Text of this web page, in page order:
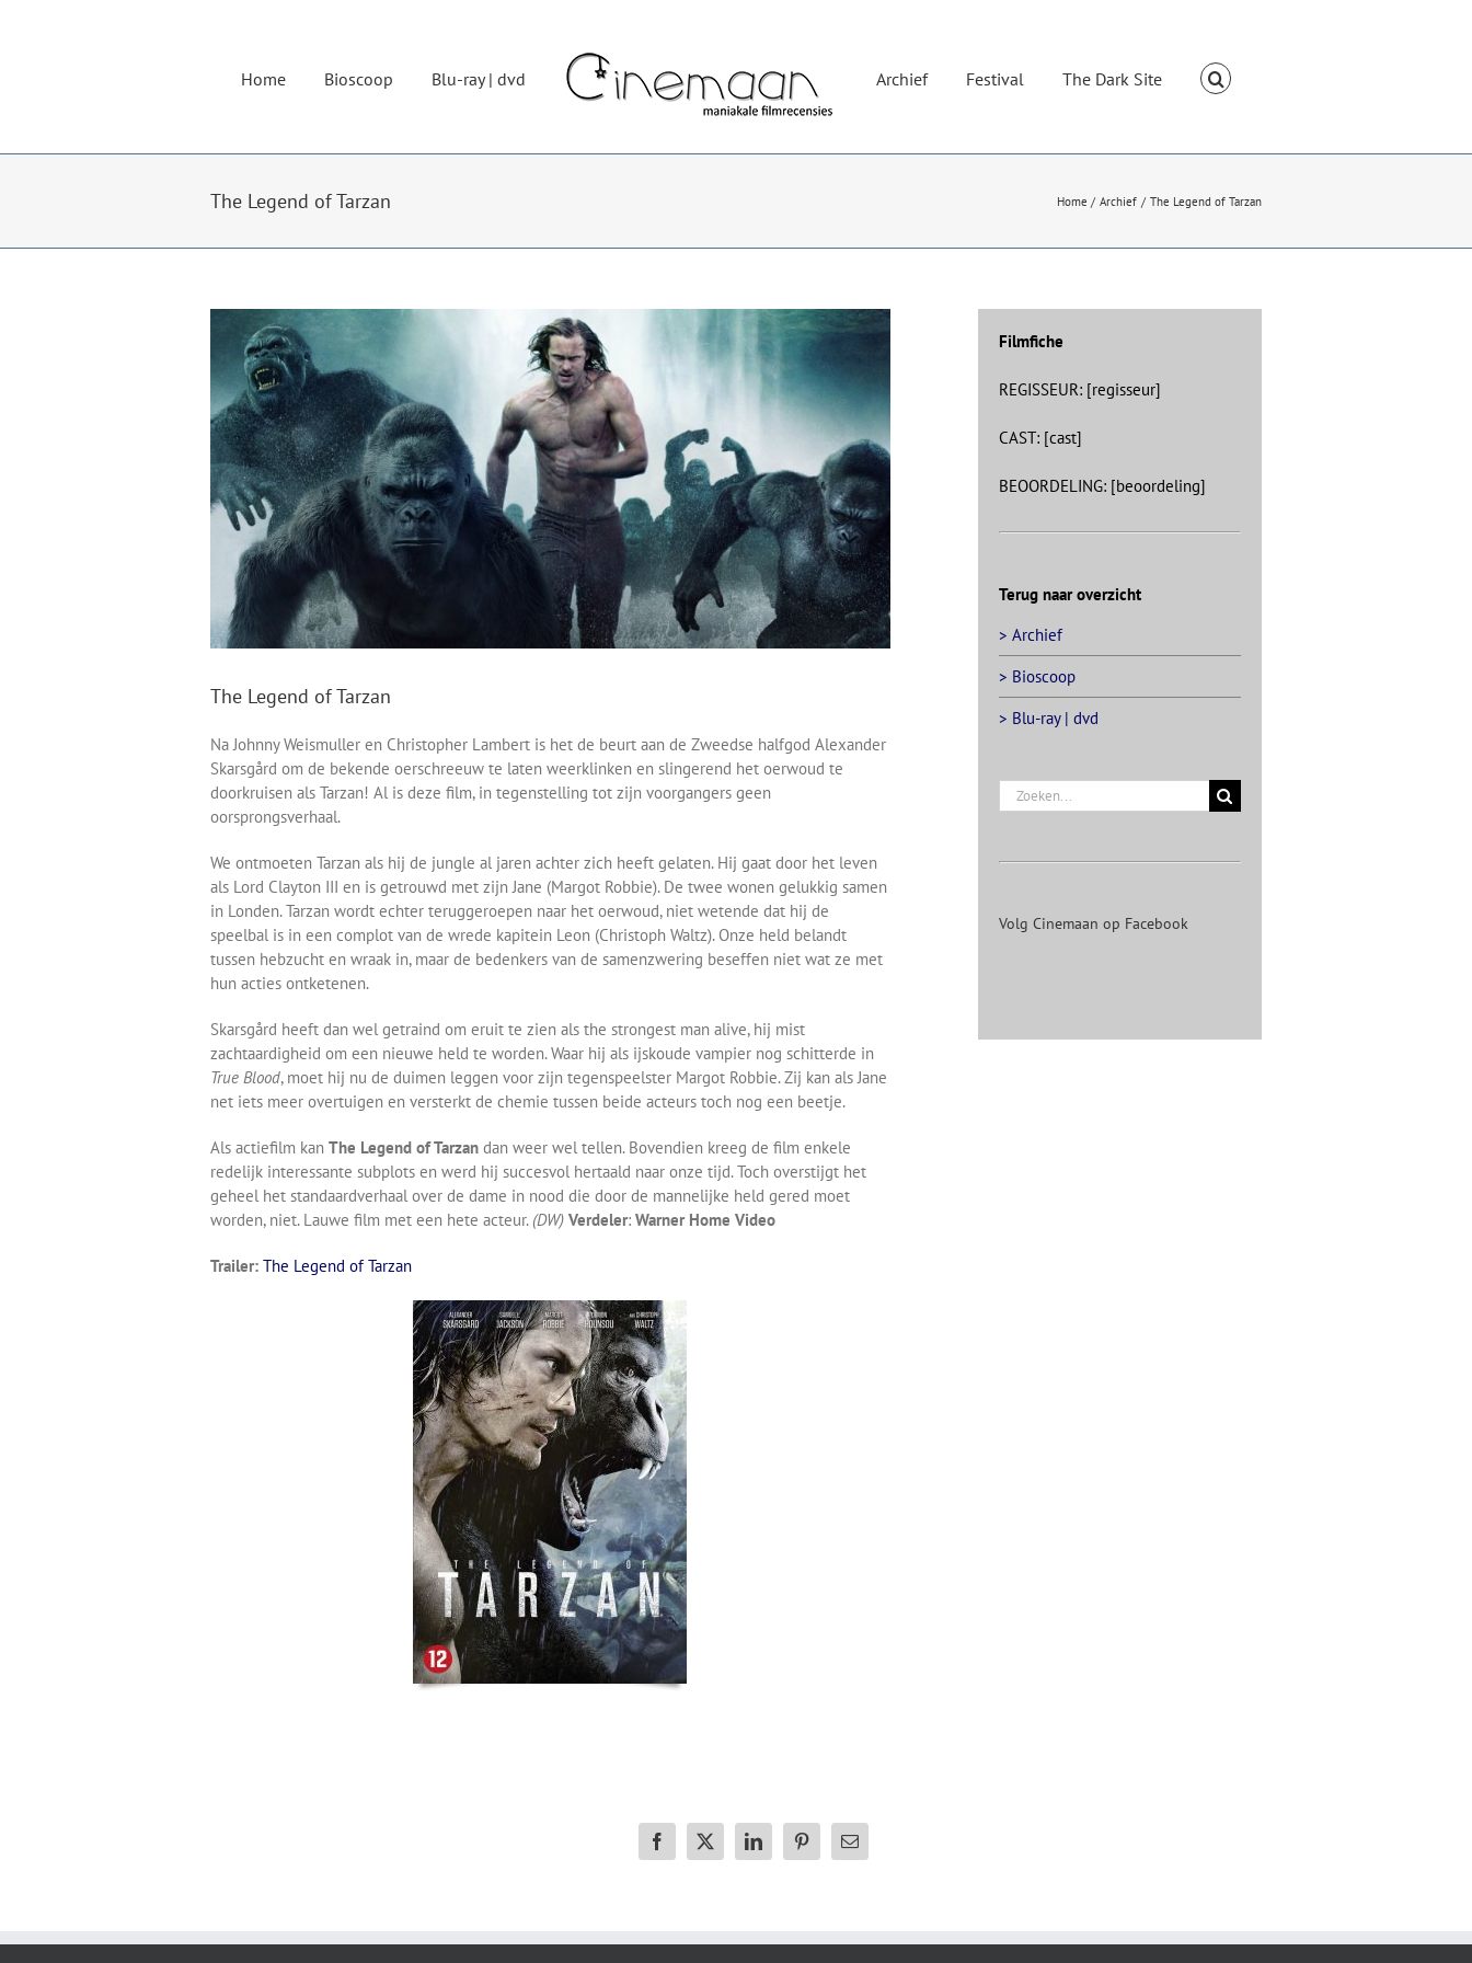
Home Bioscoop Blu-ray | dvd Archief Festival The Dark Site
The Legend of Tarzan Home Archief The Legend of Tarzan
grotere
afbeelding
The Legend of Tarzan
Na Johnny Weismuller en Christopher Lambert is het de beurt aan de Zweedse halfgod Alexander
Skarsgård om de bekende oerschreeuw te laten weerklinken en slingerend het oerwoud te
doorkruisen als Tarzan! Al is deze film, in tegenstelling tot zijn voorgangers geen
oorsprongsverhaal.
We ontmoeten Tarzan als hij de jungle al jaren achter zich heeft gelaten. Hij gaat door het leven
als Lord Clayton III en is getrouwd met zijn Jane (Margot Robbie). De twee wonen gelukkig samen
in Londen. Tarzan wordt echter teruggeroepen naar het oerwoud, niet wetende dat hij de
speelbal is in een complot van de wrede kapitein Leon (Christoph Waltz). Onze held belandt
tussen hebzucht en wraak in, maar de bedenkers van de samenzwering beseffen niet wat ze met
hun acties ontketenen.
Skarsgård heeft dan wel getraind om eruit te zien als the strongest man alive, hij mist
zachtaardigheid om een nieuwe held te worden. Waar hij als ijskoude vampier nog schitterde in
True Blood, moet hij nu de duimen leggen voor zijn tegenspeelster Margot Robbie. Zij kan als Jane
net iets meer overtuigen en versterkt de chemie tussen beide acteurs toch nog een beetje.
Als actiefilm kan The Legend of Tarzan dan weer wel tellen. Bovendien kreeg de film enkele
redelijk interessante subplots en werd hij succesvol hertaald naar onze tijd. Toch overstijgt het
geheel het standaardverhaal over de dame in nood die door de mannelijke held gered moet
worden, niet. Lauwe film met een hete acteur.(DW) Verdeler: Warner Home Video
Trailer: The Legend of Tarzan
Facebook
X LinkedInPinterest
E-
Filmfiche
REGISSEUR: [regisseur]
CAST: [cast]
BEOORDELING: [beoordeling]
Terug naar overzicht
> Archief
> Bioscoop
> Blu-ray | dvd
Zoeken
naar:
Volg Cinemaan op Facebook